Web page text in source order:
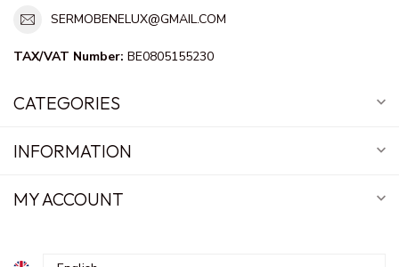
SERMOBENELUX@GMAIL.COM
TAX/VAT Number: BE0805155230
CATEGORIES
INFORMATION
MY ACCOUNT